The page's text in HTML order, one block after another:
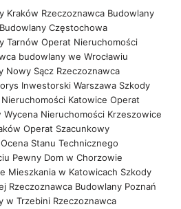
Kraków Rzeczoznawca Budowlany
Częstochowa
Tarnów Operat Nieruchomości
budowlany we Wrocławiu
Nowy Sącz Rzeczoznawca
Inwestorski Warszawa Szkody
Katowice Operat
Wycena Nieruchomości Krzeszowice
Operat Szacunkowy
Ocena Stanu Technicznego
Pewny Dom w Chorzowie
Mieszkania w Katowicach Szkody
Rzeczoznawca Budowlany Poznań
w Trzebini Rzeczoznawca